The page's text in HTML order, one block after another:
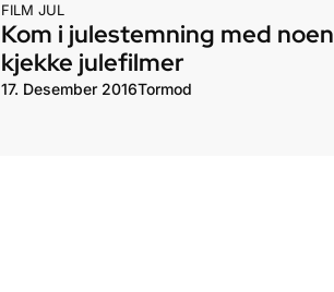
FILM JUL
Kom i julestemning med noen
kjekke julefilmer
17. Desember 2016Tormod